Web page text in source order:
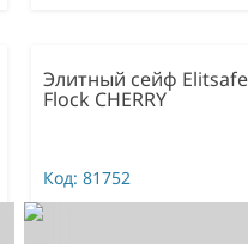
Элитный сейф Elitsafe
Flock CHERRY
Код: 81752